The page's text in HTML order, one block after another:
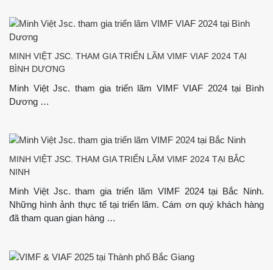
MINH VIỆT JSC. THAM GIA TRIỂN LÃM VIMF VIAF 2024 TẠI
BÌNH DƯƠNG
Minh Việt Jsc. tham gia triển lãm VIMF VIAF 2024 tại Bình
Dương …
MINH VIỆT JSC. THAM GIA TRIỂN LÃM VIMF 2024 TẠI BẮC
NINH
Minh Việt Jsc. tham gia triển lãm VIMF 2024 tại Bắc Ninh.
Những hình ảnh thực tế tại triển lãm. Cám ơn quý khách hàng
đã tham quan gian hàng …